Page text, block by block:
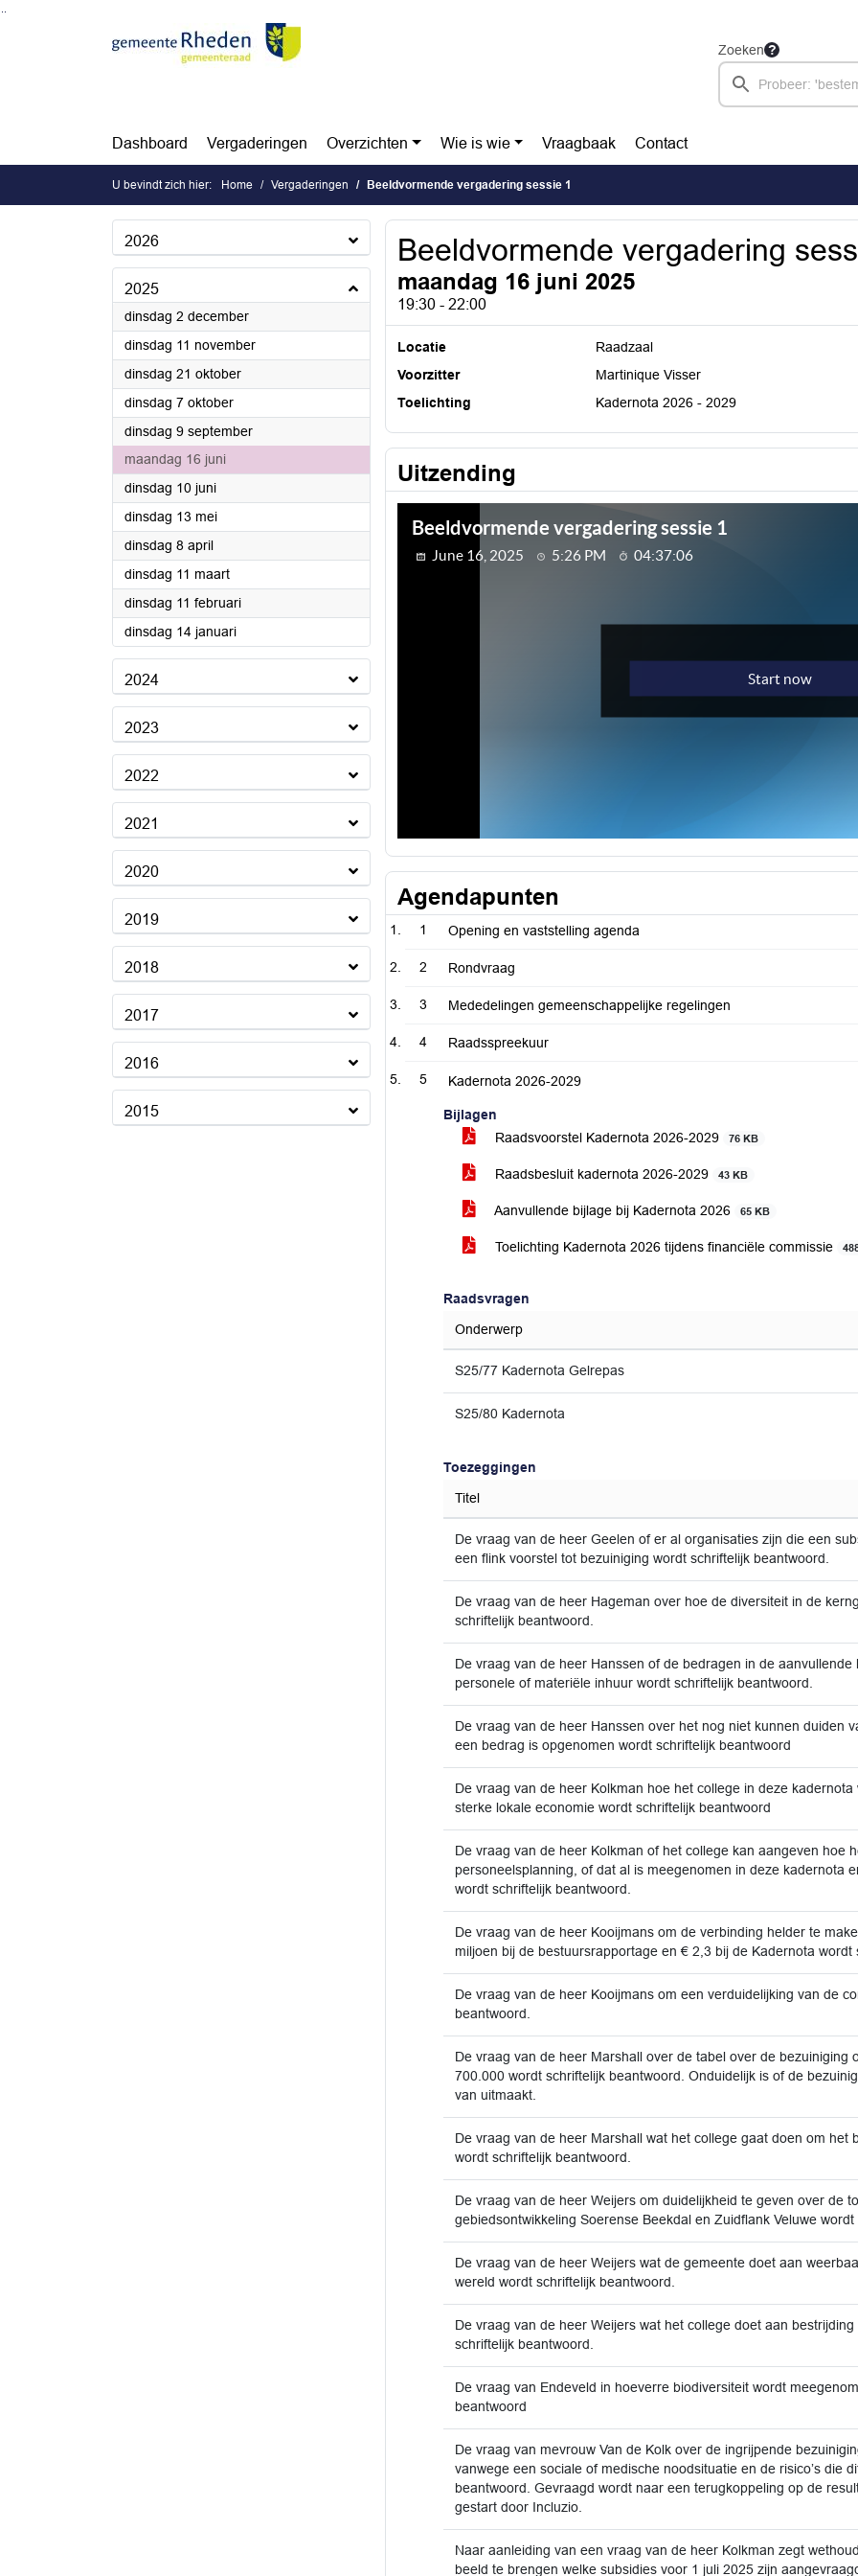
Zoeken
Dashboard Vergaderingen Overzichten Wie is wie Vraagbaak Contact
U bevindt zich hier: Home Vergaderingen Beeldvormende vergadering sessie 1
2026
2025
dinsdag 2 december2025
dinsdag 11 november2025
dinsdag 21 oktober2025
dinsdag 7 oktober2025
dinsdag 9 september2025
maandag 16 juni
dinsdag 10 juni2025
dinsdag 13 mei2025
dinsdag 8 april2025
dinsdag 11 maart2025
dinsdag 11 februari2025
dinsdag 14 januari2025
2024
2023
2022
2021
2020
2019
2018
2017
2016
2015
Beeldvormende vergadering
maandag 16 juni 2025
19:30 - 22:00
Locatie
Raadzaal
Voorzitter
Martinique Visser
Toelichting
Kadernota 2026 - 2029
Uitzending
Agendapunten
1 Opening en vaststelling agenda
2 Rondvraag
3 Mededelingen gemeenschappelijke regelingen
4 Raadsspreekuur
5 Kadernota 2026-2029
Bijlagen
Raadsvoorstel Kadernota 2026-2029
76 KB
Raadsbesluit kadernota 2026-2029 43 KB
Aanvullende bijlage bij Kadernota 2026 65 KB
Toelichting Kadernota 2026 tijdens financiële commissie
Raadsvragen
Onderwerp
S25/77 Kadernota Gelrepas
S25/80 Kadernota
Toezeggingen
Titel
De vraag van de heer Geelen of er al organisaties zijn die een
een flink voorstel tot bezuiniging wordt schriftelijk beantwoord.
De vraag van de heer Hageman over hoe de diversiteit in de
schriftelijk beantwoord.
De vraag van de heer Hanssen of de bedragen in de
personele of materiële inhuur wordt schriftelijk beantwoord.
De vraag van de heer Hanssen over het nog niet kunnen duiden
een bedrag is opgenomen wordt schriftelijk beantwoord
De vraag van de heer Kolkman hoe het college in deze
sterke lokale economie wordt schriftelijk beantwoord
De vraag van de heer Kolkman of het college kan aangeven hoe
personeelsplanning, of dat al is meegenomen in deze kadernota
wordt schriftelijk beantwoord.
De vraag van de heer Kooijmans om de verbinding helder te
miljoen bij de bestuursrapportage en € 2,3 bij de Kadernota wordt
De vraag van de heer Kooijmans om een verduidelijking van de
beantwoord.
De vraag van de heer Marshall over de tabel over de bezuiniging
700.000 wordt schriftelijk beantwoord. Onduidelijk is of de
van uitmaakt.
De vraag van de heer Marshall wat het college gaat doen om het
wordt schriftelijk beantwoord.
De vraag van de heer Weijers om duidelijkheid te geven over de
gebiedsontwikkeling Soerense Beekdal en Zuidflank Veluwe
De vraag van de heer Weijers wat de gemeente doet aan
wereld wordt schriftelijk beantwoord.
De vraag van de heer Weijers wat het college doet aan
schriftelijk beantwoord.
De vraag van Endeveld in hoeverre biodiversiteit wordt
beantwoord
De vraag van mevrouw Van de Kolk over de ingrijpende
vanwege een sociale of medische noodsituatie en de risico’s die
beantwoord. Gevraagd wordt naar een terugkoppeling op de
gestart door Incluzio.
Naar aanleiding van een vraag van de heer Kolkman zegt
beeld te brengen welke subsidies voor 1 juli 2025 zijn